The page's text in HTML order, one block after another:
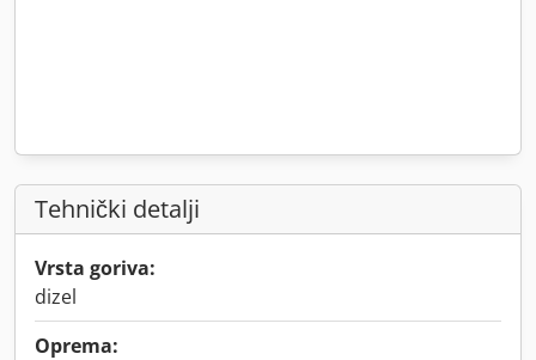
Tehnički detalji
Vrsta goriva:
dizel
Oprema: